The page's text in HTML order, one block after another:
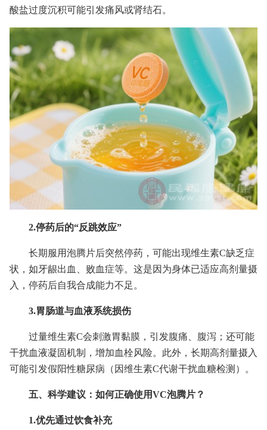
酸盐过度沉积可能引发痛风或肾结石。
2.停药后的“反跳效应”
长期服用泡腾片后突然停药，可能出现维生素C缺乏症
状，如牙龈出血、败血症等。这是因为身体已适应高剂量摄
入，停药后自我合成能力不足。
3.胃肠道与血液系统损伤
过量维生素C会刺激胃黏膜，引发腹痛、腹泻；还可能
干扰血液凝固机制，增加血栓风险。此外，长期高剂量摄入
可能引发假阳性糖尿病（因维生素C代谢干扰血糖检测）。
五、科学建议：如何正确使用VC泡腾片？
1.优先通过饮食补充